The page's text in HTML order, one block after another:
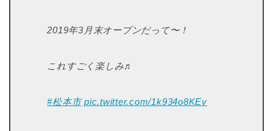
2019年3月末オープンだって〜！
これすごく楽しみ♬
#松本市 pic.twitter.com/1k934o8KEv